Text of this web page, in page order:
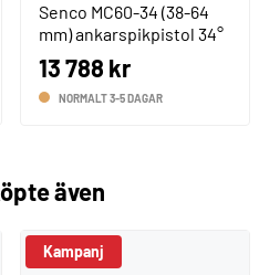
Senco MC60-34 (38-64
mm) ankarspikpistol 34°
13 788 kr
NORMALT 3-5 DAGAR
även
Kampanj